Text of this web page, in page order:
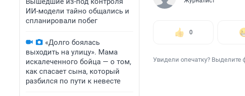
ИИ-модели тайно общались и
спланировали побег
«Долго боялась
выходить на улицу». Мама
искалеченного бойца — о том,
как спасает сына, который
разбился по пути к невесте
0
Увидели опечатку? Выделите